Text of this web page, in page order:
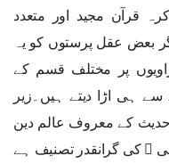
قرآن مجید اور متعدد
بعض عقل پرستوں کو یہ
پر مختلف قسم کے
ہی اڑا دیتے ہیں۔زیر
کے معروف عالم دین
﷫ کی گرانقدر تصنیف ہے